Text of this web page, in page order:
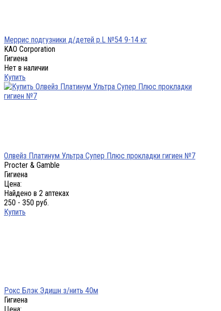
Меррис подгузники д/детей р.L №54 9-14 кг
KAO Corporation
Гигиена
Нет в наличии
Купить
Олвейз Платинум Ультра Супер Плюс прокладки гигиен №7
Procter & Gamble
Гигиена
Цена:
Найдено в 2 аптеках
250 - 350 руб.
Купить
Рокс Блэк Эдишн з/нить 40м
Гигиена